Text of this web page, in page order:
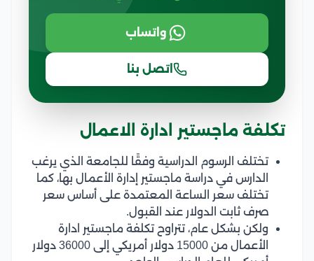
واتساب
اتصل بنا
تكلفة ماجستير ادارة الاعمال
تختلف الرسوم الدراسية وفقًا للجامعة الذي يرغب
الدارس في دراسة ماجستير إدارة الأعمال بها، كما
تختلف سعر الساعة المعتمدة على أساس سعر
صرف ثابت الدولار عند القبول.
ولكن بشكل عام، تتراوح تكلفة ماجستير ادارة
الأعمال من 15000 دولار أمريكي إلى 36000 دولار